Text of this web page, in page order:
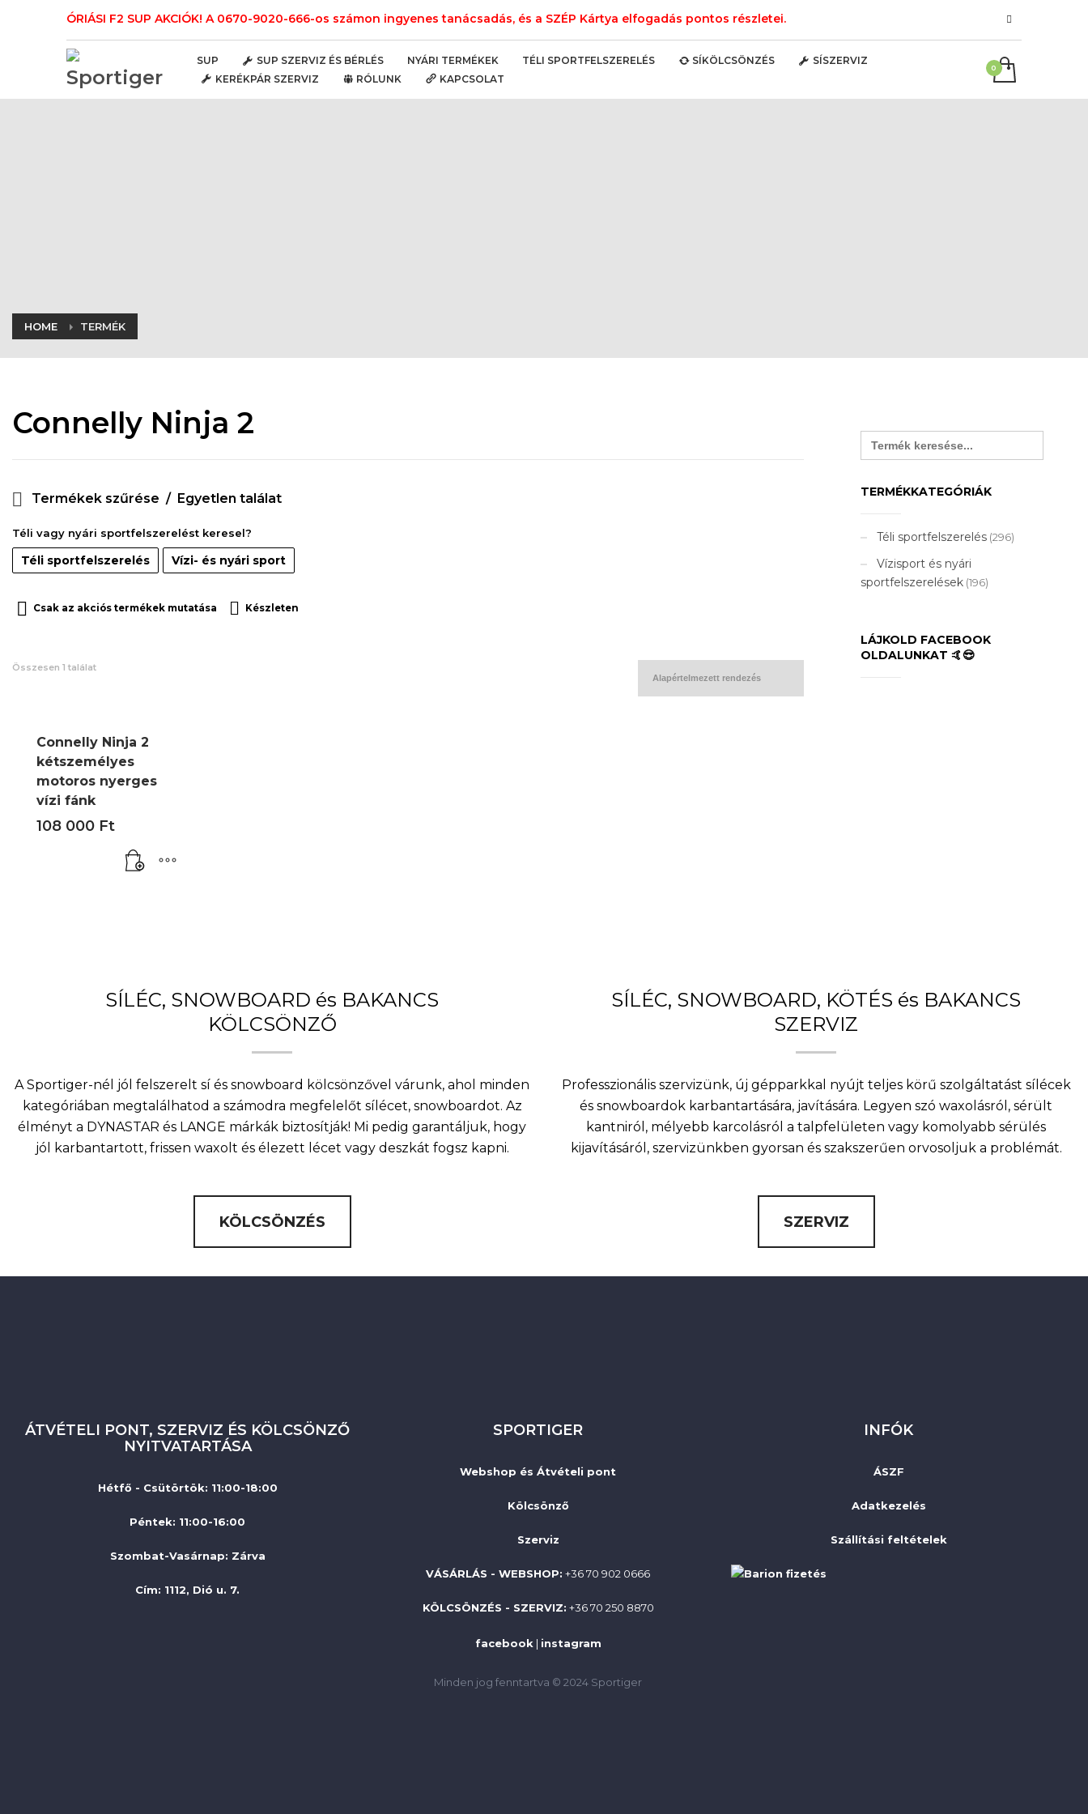
ÓRIÁSI F2 SUP AKCIÓK! A 0670-9020-666-os számon ingyenes tanácsadás, és a SZÉP Kártya elfogadás pontos részletei.
SUP SUP SZERVIZ ÉS BÉRLÉS NYÁRI TERMÉKEK TÉLI SPORTFELSZERELÉS SÍKÖLCSÖNZÉS
SÍSZERVIZ
KERÉKPÁR SZERVIZ
RÓLUNK KAPCSOLAT
HOME TERMÉK
Connelly Ninja 2
Termékek szűrése Egyetlen találat
Téli vagy nyári sportfelszerelést keresel?
Téli sportfelszerelés Vízi- és nyári sport
Csak az akciós termékek mutatása Készleten
Összesen 1 találat
Connelly Ninja 2
kétszemélyes
motoros nyerges
vízi fánk
108 000 Ft
Search
for:
TERMÉKKATEGÓRIÁK
Téli sportfelszerelés (296)
Vízisport és nyári
sportfelszerelések (196)
LÁJKOLD FACEBOOK
OLDALUNKAT 🤙😎
SÍLÉC, SNOWBOARD és BAKANCS
KÖLCSÖNZŐ
A Sportiger-nél jól felszerelt sí és snowboard kölcsönzővel várunk, ahol minden
kategóriában megtalálhatod a számodra megfelelőt sílécet, snowboardot. Az
élményt a DYNASTAR és LANGE márkák biztosítják! Mi pedig garantáljuk, hogy
jól karbantartott, frissen waxolt és élezett lécet vagy deszkát fogsz kapni.
KÖLCSÖNZÉS
SÍLÉC, SNOWBOARD, KÖTÉS és BAKANCS
SZERVIZ
Professzionális szervizünk, új gépparkkal nyújt teljes körű szolgáltatást sílécek
és snowboardok karbantartására, javítására. Legyen szó waxolásról, sérült
kantniról, mélyebb karcolásról a talpfelületen vagy komolyabb sérülés
kijavításáról, szervizünkben gyorsan és szakszerűen orvosoljuk a problémát.
SZERVIZ
ÁTVÉTELI PONT, SZERVIZ ÉS KÖLCSÖNZŐ
NYITVATARTÁSA
Hétfő - Csütörtök: 11:00-18:00
Péntek: 11:00-16:00
Szombat-Vasárnap: Zárva
Cím: 1112, Dió u. 7.
SPORTIGER
Webshop és Átvételi pont
Kölcsönző
Szerviz
VÁSÁRLÁS - WEBSHOP: +36 70 902 0666
KÖLCSÖNZÉS - SZERVIZ: +36 70 250 8870
INFÓK
ÁSZF
Adatkezelés
Szállítási feltételek
facebook| instagram
Minden jog fenntartva © 2024 Sportiger